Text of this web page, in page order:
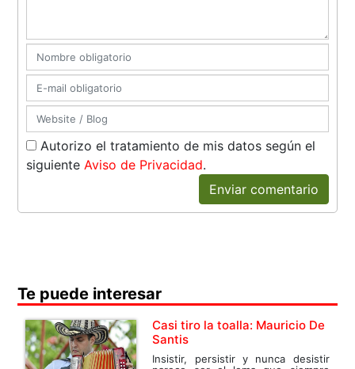
Autorizo el tratamiento de mis datos según el
siguiente Aviso de Privacidad.
Enviar comentario
Te puede interesar
Casi tiro la toalla: Mauricio De
Santis
Insistir, persistir y nunca desistir